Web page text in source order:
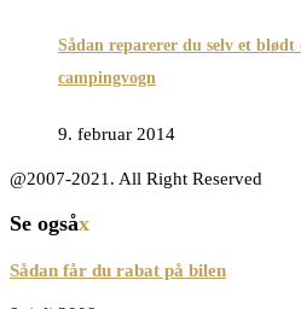
Sådan reparerer du selv et
campingvogn
9. februar 2014
@2007-2021. All Right Reserved
Se ogsåx
Sådan får du rabat på bilen